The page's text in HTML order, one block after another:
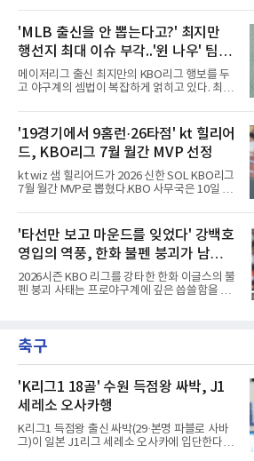
한 과제다. 단돈 10만 달러라는 최소 비용으로
입단해 마운드 가뭄 속에서
지난 2022년 초 구단과 5년 최대 120억 원이라
는 비FA 다년 계약에 합의하며 사자군단의 현재
이자 미래를 책임졌던 그는, 계약 마지막 해인
올해 그야말로 만개한 기량을 뽐내며 리그를 지
배하고 있다. 단순히 나이를 먹어 맞이하는 FA가
아니라, 매년 꾸준한 생산력과 클러치 능력을 증
명하며 가치를 폭등시키고 있다. 게다가, 그는
자연스럽고 당연하게 '그의 다음 몸값'으로 향하
고 있다. 역대급 외야수
'MLB 출신을 안 뽑는다고?' 최지만
행선지 최대 이슈 부각..'윈 나우' 팀들
눈독 전망 속 1라운드 픽 외면 시각도
메이저리그 출신 최지만의 KBO리그 행보를 두
고 야구계의 셈법이 복잡하게 얽히고 있다. 최근
해 실전 감각을 끌어올리며 국내 팬들과 구단 관
계자들의 이목을 집중시키고 있다. 메이저리그
통산 67홈런이라는 화려한 경력을 지닌 그가 과
연 다가오는 신인 드래프트에서 어떤 팀의 지명
을 받을지를 두고 야구계의 시선이 엇갈리고 있
는 형국이다.'윈 나우' 기조의 구단들 입장에서는
최지만의 가치가 매력적으로 다가올 수밖에 없
터뜨릴 수 있는 파괴력은 즉시 전력감 부재에 시
달리는 팀들에게 단비 같은
'19경기에서 9홈런·26타점' kt 힐리어
드, KBO리그 7월 월간 MVP 선정
kt wiz 샘 힐리어드가 2026 신한 SOL KBO리그
7월 월간 MVP로 뽑혔다.KBO 사무국은 10일 힐
투표 42만8천888표 중 7만702표(16.5%)를 얻
어 총점 39.67점을 기록했다고 발표했다. 팬 투
표에서 22만8천406표를 얻은 삼성 라이온즈 김
지찬(29.48점)을 제쳤다.올 시즌 KBO리그에 데
뷔한 힐리어드는 7월 19경기에서 9홈런, 26타
점, 장타율 0.743으로 세 부문 단독 1위에 올랐
고 타율 0.365, 출루율 0.413을 기록했다. 지난
며, 5월에 세운 월간 8홈런도 넘어섰다.kt 외국
인 타자의 월간 MVP 수상은 2020년 6월 멜
'타선만 보고 마운드를 잊었다' 강백호
영입의 역풍, 한화 불펜 붕괴가 남긴
뼈아픈 교훈...김범수, 한승혁, 김서
현, 정우주, 어디에?
2026시즌 KBO 리그를 강타한 한화 이글스의 불
펜 붕괴 사태는 프로야구계에 깊은 씁쓸함을 남
뒤에 가려져 있던 투수진의 민낯이 고스란히 드
러난 셈이다.이번 참사의 도화선은 헐거워진 마
화는 최대 100억 원을 투자해 거물 타자 강백호
를 전격 영입하며 타선의 파괴력을 극대화했다.
그러나 대형 타자 수혈의 환호 속에서 마운드의
실속을 채우는 작업은 뒷전으로 밀려났다. 결과
적으로 FA 자격으로 팀을 떠난 김범수는 KIA 타
이거즈로 유니폼을 갈아입
축구
'K리그1 18골' 수원 득점왕 싸박, J1
세레소 오사카행
K리그1 득점왕 출신 싸박(29·본명 파블로 사바
그)이 일본 J1리그 세레소 오사카에 입단한다.세